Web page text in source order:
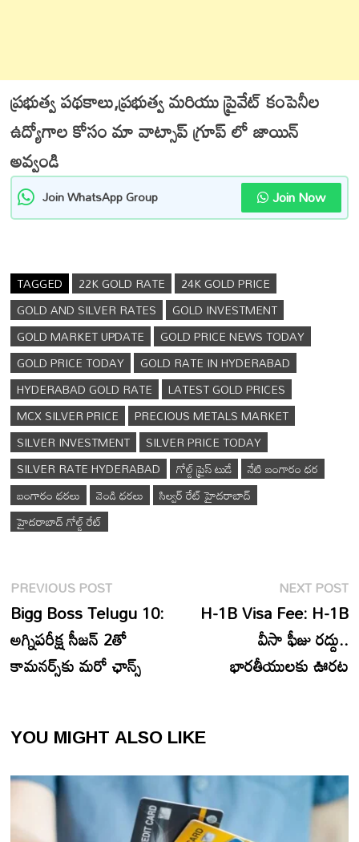
ప్రభుత్వ పథకాలు,ప్రభుత్వ మరియు ప్రైవేట్ కంపెనీల
ఉద్యోగాల కోసం మా వాట్సాప్ గ్రూప్ లో జాయిన్
అవ్వండి
Join WhatsApp Group Join Now
TAGGED 22K GOLD RATE
24K GOLD PRICE
GOLD AND SILVER RATES
GOLD INVESTMENT
GOLD MARKET UPDATE
GOLD PRICE NEWS TODAY
GOLD PRICE TODAY
GOLD RATE IN HYDERABAD
HYDERABAD GOLD RATE
LATEST GOLD PRICES
MCX SILVER PRICE
PRECIOUS METALS MARKET
SILVER INVESTMENT
SILVER PRICE TODAY
SILVER RATE HYDERABAD
గోల్డ్ ప్రైస్ టుడే
నేటి బంగారం ధర
బంగారం ధరలు
వెండి ధరలు
సిల్వర్ రేట్ హైదరాబాద్
హైదరాబాద్ గోల్డ్ రేట్
Post
navigation
PREVIOUS POSTPrevious
post:
Bigg Boss Telugu 10:
అగ్నిపరీక్ష సీజన్ 2తో
కామనర్స్‌కు మరో ఛాన్స్
NEXT POST
H-1B Visa Fee: H-1B
వీసా ఫీజు రద్దు..
భారతీయులకు ఊరట
YOU MIGHT ALSO LIKE